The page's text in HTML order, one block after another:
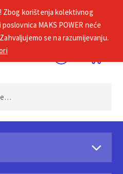
Zbog korištenja kolektivnog
MAKS POWER neće
se na razumijevanju.